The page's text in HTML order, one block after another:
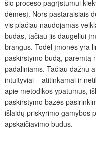
šio proceso pagrįstumui
dėmesį. Nors pastaraisiais
vis plačiau naudojamas
būdas, tačiau jis daugeliui
brangus. Todėl įmonės yra
paskirstymo būdą, paremtą
padaliniams. Tačiau dažnu
intuityviai – atitinkamai ir
apie metodikos ypatumus,
paskirstymo bazės
išlaidų priskyrimo gamybos
apskaičiavimo būdus.